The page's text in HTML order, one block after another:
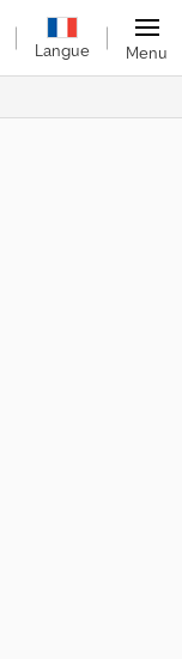
Langue Menu